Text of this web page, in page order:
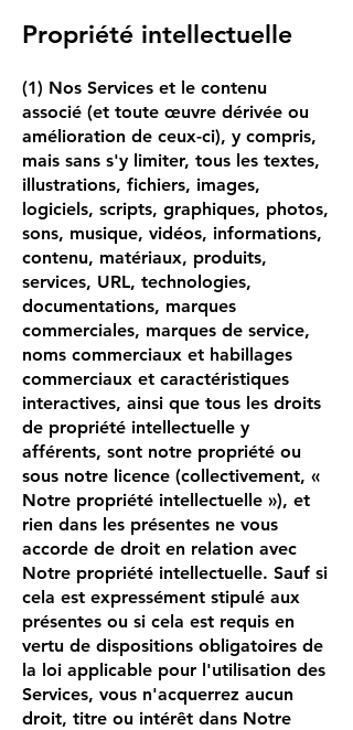
Propriété intellectuelle
(1) Nos Services et le contenu
associé (et toute œuvre dérivée ou
amélioration de ceux-ci), y compris,
mais sans s'y limiter, tous les textes,
illustrations, fichiers, images,
logiciels, scripts, graphiques, photos,
sons, musique, vidéos, informations,
contenu, matériaux, produits,
services, URL, technologies,
documentations, marques
commerciales, marques de service,
noms commerciaux et habillages
commerciaux et caractéristiques
interactives, ainsi que tous les droits
de propriété intellectuelle y
afférents, sont notre propriété ou
sous notre licence (collectivement, «
Notre propriété intellectuelle »), et
rien dans les présentes ne vous
accorde de droit en relation avec
Notre propriété intellectuelle. Sauf si
cela est expressément stipulé aux
présentes ou si cela est requis en
vertu de dispositions obligatoires de
la loi applicable pour l'utilisation des
Services, vous n'acquerrez aucun
droit, titre ou intérêt dans Notre